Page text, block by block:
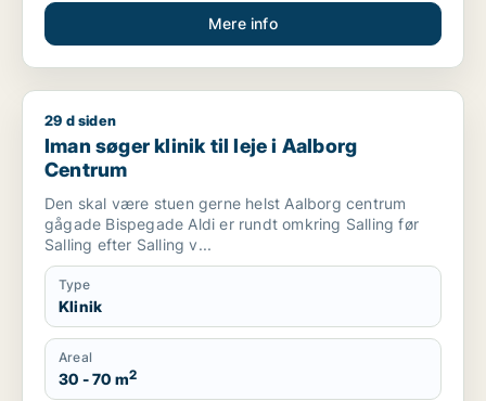
Mere info
Iman søger klinik til leje i Aalborg Centrum
29 d siden
Iman søger klinik til leje i Aalborg
Centrum
Den skal være stuen gerne helst Aalborg centrum
gågade Bispegade Aldi er rundt omkring Salling før
Salling efter Salling v...
Type
Klinik
Areal
30 - 70 m2